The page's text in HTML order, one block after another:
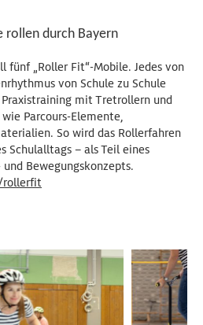
rollen durch Bayern
„Roller Fit“-Mobile. Jedes von
von Schule zu Schule
mit Tretrollern und
Parcours-Elemente,
So wird das Rollerfahren
Schulalltags – als Teil eines
Bewegungskonzepts.
rollerfit